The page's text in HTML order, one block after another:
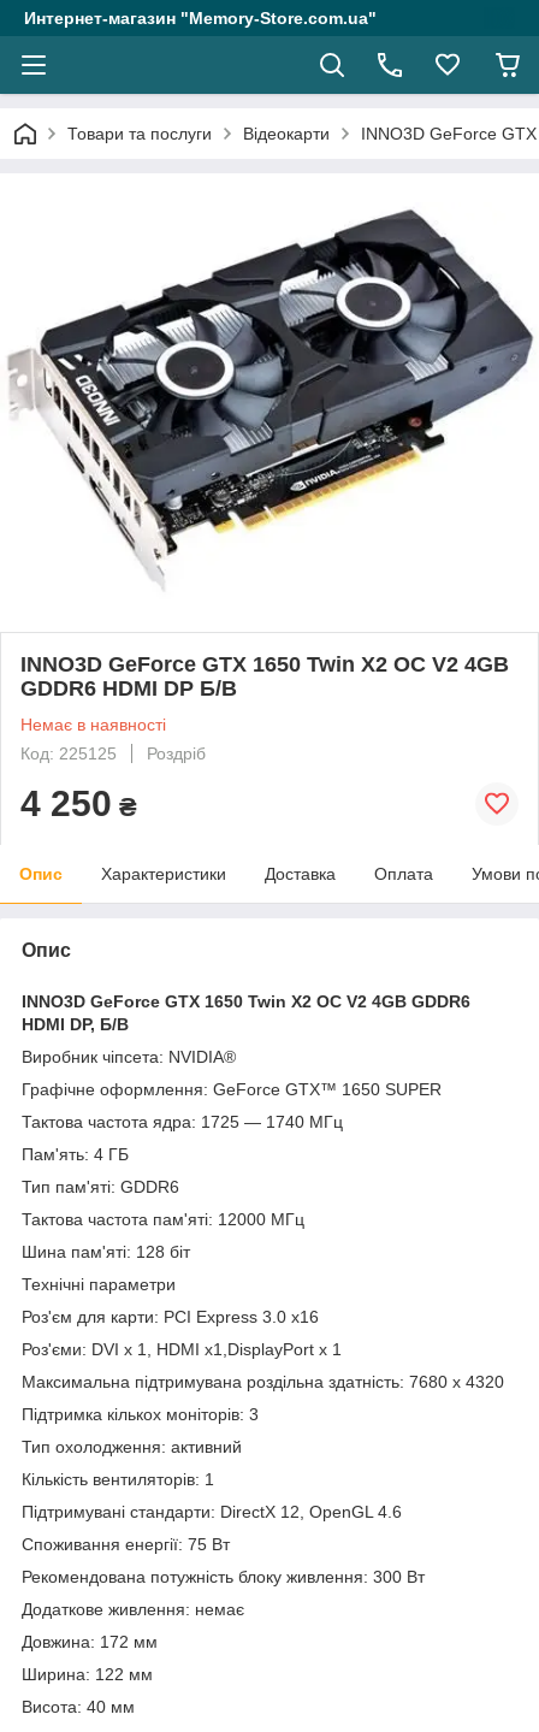
Интернет-магазин "Memory-Store.com.ua"
Товари та послуги Відеокарти INNO3D GeForce
INNO3D GeForce GTX 1650 Twin X2 OC V2 4GB
GDDR6 HDMI DP Б/В
Немає в наявності
Код: 225125
Роздріб
4 250 ₴
Опис Характеристики Доставка Оплата Умови
Опис
INNO3D GeForce GTX 1650 Twin X2 OC V2 4GB GDDR6
HDMI DP, Б/В
Виробник чіпсета: NVIDIA®
Графічне оформлення: GeForce GTX™ 1650 SUPER
Тактова частота ядра: 1725 — 1740 МГц
Пам'ять: 4 ГБ
Тип пам'яті: GDDR6
Тактова частота пам'яті: 12000 МГц
Шина пам'яті: 128 біт
Технічні параметри
Роз'єм для карти: PCI Express 3.0 x16
Роз'єми: DVI х 1, HDMI x1,DisplayPort x 1
Максимальна підтримувана роздільна здатність: 7680 x 4320
Підтримка кількох моніторів: 3
Тип охолодження: активний
Кількість вентиляторів: 1
Підтримувані стандарти: DirectX 12, OpenGL 4.6
Споживання енергії: 75 Вт
Рекомендована потужність блоку живлення: 300 Вт
Додаткове живлення: немає
Довжина: 172 мм
Ширина: 122 мм
Висота: 40 мм